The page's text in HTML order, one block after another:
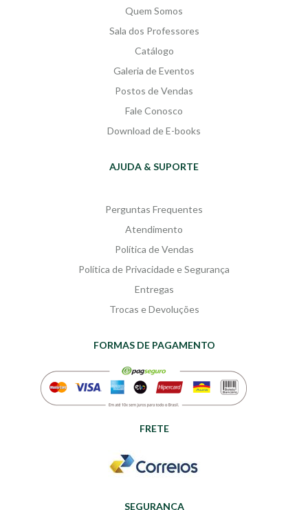
material de apoio ao professor
trabalho. Nesse sentido, refletir
deparar com a revelação do não
Quem Somos
Sala dos Professores
Catálogo
Galeria de Eventos
Postos de Vendas
Fale Conosco
Download de E-books
AJUDA & SUPORTE
Perguntas Frequentes
Atendimento
Política de Vendas
Política de Privacidade e Segurança
Entregas
Trocas e Devoluções
FORMAS DE PAGAMENTO
FRETE
SEGURANÇA